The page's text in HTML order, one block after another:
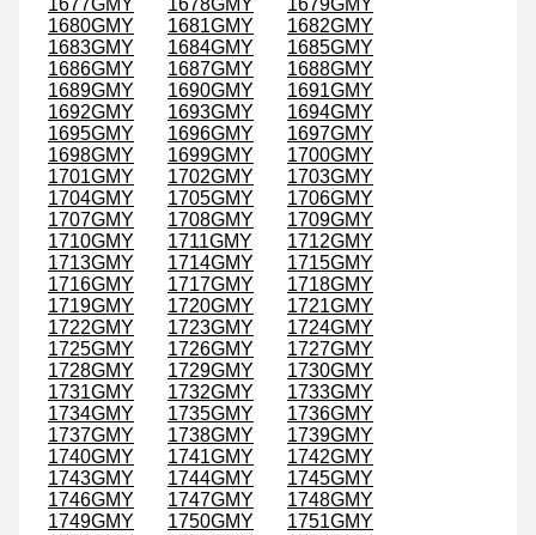
1680GMY
1681GMY
1682GMY
1683GMY
1684GMY
1685GMY
1686GMY
1687GMY
1688GMY
1689GMY
1690GMY
1691GMY
1692GMY
1693GMY
1694GMY
1695GMY
1696GMY
1697GMY
1698GMY
1699GMY
1700GMY
1701GMY
1702GMY
1703GMY
1704GMY
1705GMY
1706GMY
1707GMY
1708GMY
1709GMY
1710GMY
1711GMY
1712GMY
1713GMY
1714GMY
1715GMY
1716GMY
1717GMY
1718GMY
1719GMY
1720GMY
1721GMY
1722GMY
1723GMY
1724GMY
1725GMY
1726GMY
1727GMY
1728GMY
1729GMY
1730GMY
1731GMY
1732GMY
1733GMY
1734GMY
1735GMY
1736GMY
1737GMY
1738GMY
1739GMY
1740GMY
1741GMY
1742GMY
1743GMY
1744GMY
1745GMY
1746GMY
1747GMY
1748GMY
1749GMY
1750GMY
1751GMY